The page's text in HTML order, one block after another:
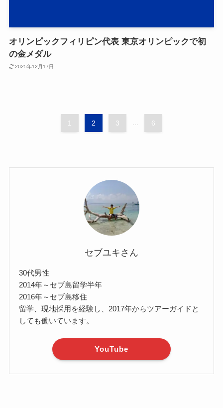
オリンピックフィリピン代表 東京オリンピックで初
の金メダル
2025年12月17日
1 2 3 ... 6
セブユキさん
30代男性
2014年～セブ島留学半年
2016年～セブ島移住
留学、現地採用を経験し、2017年からツアーガイドと
しても働いています。
YouTube